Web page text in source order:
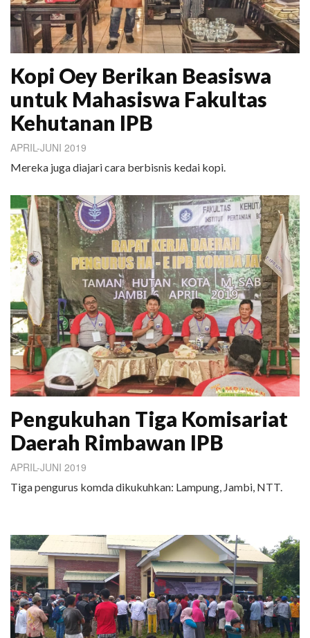
Kopi Oey Berikan Beasiswa
untuk Mahasiswa Fakultas
Kehutanan IPB
APRIL-JUNI 2019
Mereka juga diajari cara berbisnis kedai kopi.
Pengukuhan Tiga Komisariat
Daerah Rimbawan IPB
APRIL-JUNI 2019
Tiga pengurus komda dikukuhkan: Lampung, Jambi, NTT.